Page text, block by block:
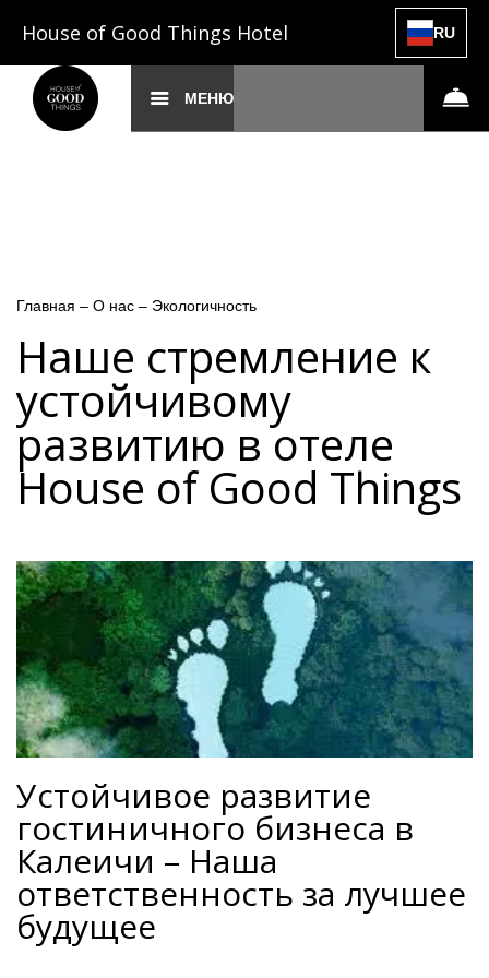
House of Good Things Hotel RU
МЕНЮ
Главная – О нас – Экологичность
Наше стремление к
устойчивому
развитию в отеле
House of Good Things
Устойчивое развитие
гостиничного бизнеса в
Калеичи – Наша
ответственность за лучшее
будущее